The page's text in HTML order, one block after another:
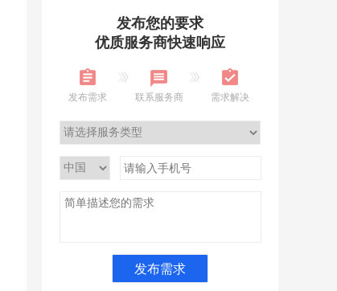
发布您的要求
优质服务商快速响应
发布需求 联系服务商 需求解决